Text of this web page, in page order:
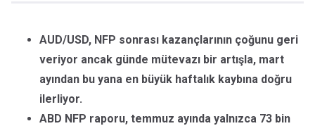
AUD/USD, NFP sonrası kazançlarının çoğunu geri
veriyor ancak günde mütevazı bir artışla, mart
ayından bu yana en büyük haftalık kaybına doğru
ilerliyor.
ABD NFP raporu, temmuz ayında yalnızca 73 bin